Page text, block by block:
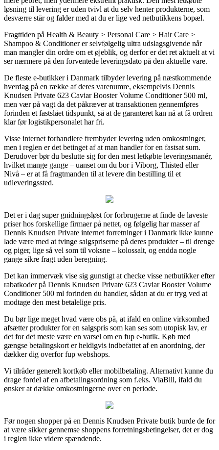
løsning til levering er uden tvivl at du selv henter produkterne, som
desværre står og falder med at du er lige ved netbutikkens bopæl.
Fragttiden på Health & Beauty > Personal Care > Hair Care >
Shampoo & Conditioner er selvfølgelig ultra udslagsgivende når
man mangler din ordre om et øjeblik, og derfor er det ret aktuelt at vi
ser nærmere på den forventede leveringsdato på den aktuelle vare.
De fleste e-butikker i Danmark tilbyder levering på næstkommende
hverdag på en række af deres varenumre, eksempelvis Dennis
Knudsen Private 623 Caviar Booster Volume Conditioner 500 ml,
men vær på vagt da det påkræver at transaktionen gennemføres
forinden et fastslået tidspunkt, så at de garanteret kan nå at få ordren
klar før logistikpersonalet har fri.
Visse internet forhandlere frembyder levering uden omkostninger,
men i reglen er det betinget af at man handler for en fastsat sum.
Derudover bør du beslutte sig for den mest letkøbte leveringsmanér,
hvilket mange gange – uanset om du bor i Viborg, Thisted eller
Nivå – er at få fragtmanden til at levere din bestilling til et
udleveringssted.
Det er i dag super gnidningsløst for forbrugerne at finde de laveste
priser hos forskellige firmaer på nettet, og følgelig har masser af
Dennis Knudsen Private internet forretninger i Danmark ikke kunne
lade være med at tvinge salgspriserne på deres produkter – til drenge
og piger, lige så vel som til voksne – kolossalt, og endda nogle
gange sikre fragt uden beregning.
Det kan immervæk vise sig gunstigt at checke visse netbutikker efter
rabatkoder på Dennis Knudsen Private 623 Caviar Booster Volume
Conditioner 500 ml forinden du handler, sådan at du er tryg ved at
modtage den mest betalelige pris.
Du bør lige meget hvad være obs på, at ifald en online virksomhed
afsætter produkter for en salgspris som kan ses som utopisk lav, er
det for det meste være en varsel om en fup e-butik. Køb med
gængse betalingskort er heldigvis indbefattet af en anordning, der
dækker dig overfor fup webshops.
Vi tilråder generelt kortkøb eller mobilbetaling. Alternativt kunne du
drage fordel af en afbetalingsordning som f.eks. ViaBill, ifald du
ønsker at dække omkostningerne over en periode.
Før nogen shopper på en Dennis Knudsen Private butik burde de for
at være sikker gennemse shoppens forretningsbetingelser, det er dog
i reglen ikke videre spændende.